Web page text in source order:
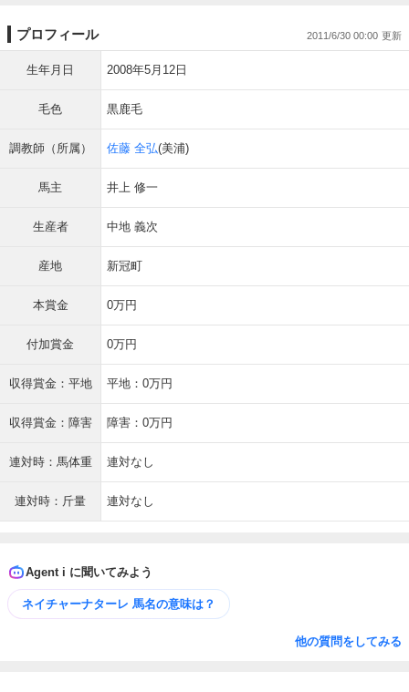
プロフィール 2011/6/30 00:00
生年月日 2008年5月12日
毛色 黒鹿毛
調教師（所属） 佐藤 全弘(美浦)
馬主 井上 修一
生産者 中地 義次
産地 新冠町
本賞金 0万円
付加賞金 0万円
収得賞金：平地 平地：0万円
収得賞金：障害 障害：0万円
連対時：馬体重 連対なし
連対時：斤量 連対なし
Agent i に聞いてみよう
ネイチャーナターレ 馬名の意味は？
他の質問をしてみる